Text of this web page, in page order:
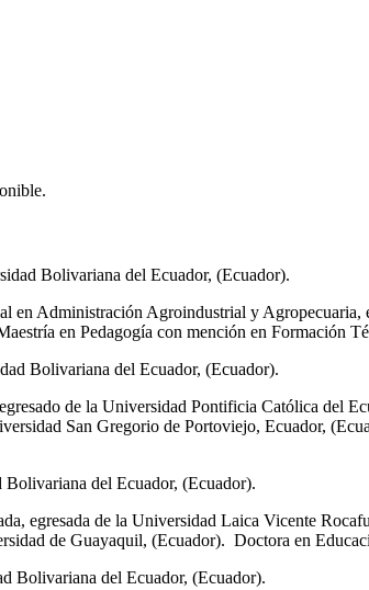
Bolivariana del Ecuador, (Ecuador).
en Administración Agroindustrial y
en Pedagogía con mención en Formación
Bolivariana del Ecuador, (Ecuador).
de la Universidad Pontificia Católica del
San Gregorio de Portoviejo, Ecuador,
Bolivariana del Ecuador, (Ecuador).
egresada de la Universidad Laica Vicente
de Guayaquil, (Ecuador). Doctora en
Bolivariana del Ecuador, (Ecuador).